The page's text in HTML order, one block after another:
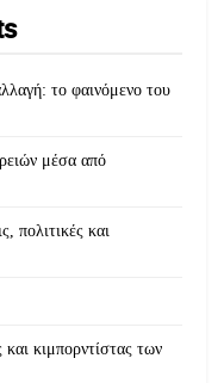
το φαινόμενο του
μέσα από
πολιτικές και
κιμπορντίστας των